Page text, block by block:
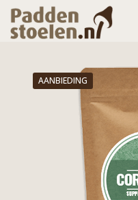
AANBIEDING